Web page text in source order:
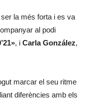
la més forta i es va
al podi
, i Carla González,
marcar el seu ritme
diferències amb els